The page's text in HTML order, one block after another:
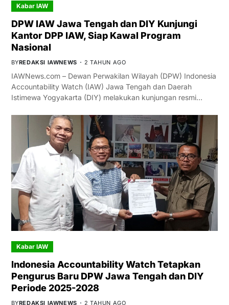
Kabar IAW
DPW IAW Jawa Tengah dan DIY Kunjungi
Kantor DPP IAW, Siap Kawal Program
Nasional
BYREDAKSI IAWNEWS 2 TAHUN AGO
IAWNews.com – Dewan Perwakilan Wilayah (DPW) Indonesia
Accountability Watch (IAW) Jawa Tengah dan Daerah
Istimewa Yogyakarta (DIY) melakukan kunjungan resmi…
Kabar IAW
Indonesia Accountability Watch Tetapkan
Pengurus Baru DPW Jawa Tengah dan DIY
Periode 2025-2028
BYREDAKSI IAWNEWS 2 TAHUN AGO